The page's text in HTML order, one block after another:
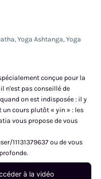
,Yoga Ashtanga,Yoga
conçue pour la
n'est pas conseillé de
on est indisposée : il y
un cours plutôt « yin » : les
vous propose de vous
11131379637 ou de vous
à la vidéo